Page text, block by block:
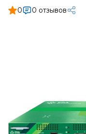
0 0 отзывов